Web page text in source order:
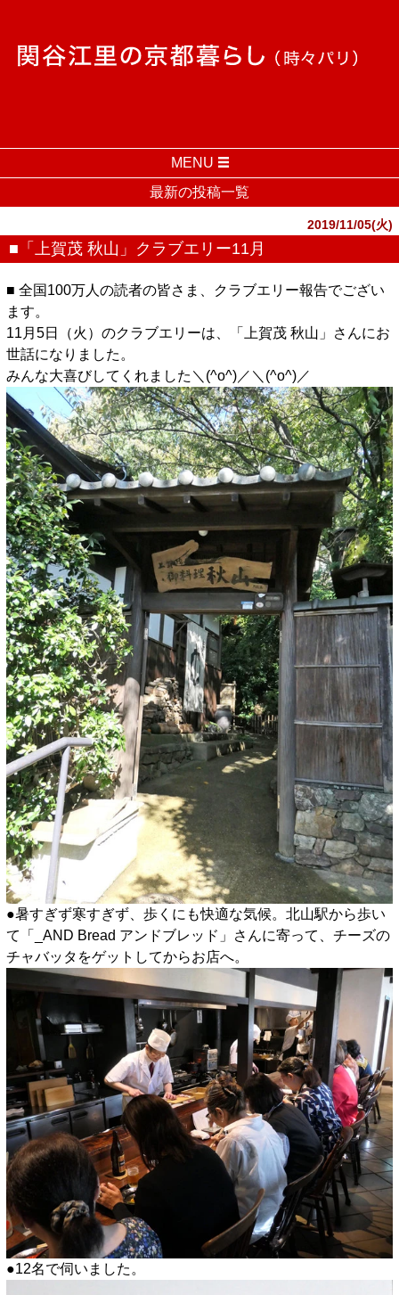
MENU
最新の投稿一覧
2019/11/05(火)
■「上賀茂 秋山」クラブエリー11月
■ 全国100万人の読者の皆さま、クラブエリー報告でござい
ます。
11月5日（火）のクラブエリーは、「上賀茂 秋山」さんにお
世話になりました。
みんな大喜びしてくれました＼(^o^)／＼(^o^)／
●暑すぎず寒すぎず、歩くにも快適な気候。北山駅から歩い
て「_AND Bread アンドブレッド」さんに寄って、チーズの
チャバッタをゲットしてからお店へ。
●12名で伺いました。